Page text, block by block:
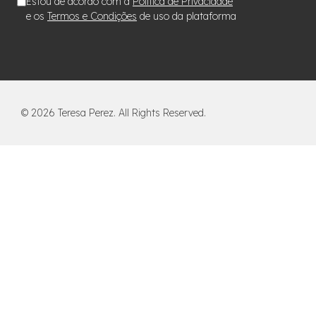
e os Termos e Condições de uso da plataforma
© 2026 Teresa Perez. All Rights Reserved.